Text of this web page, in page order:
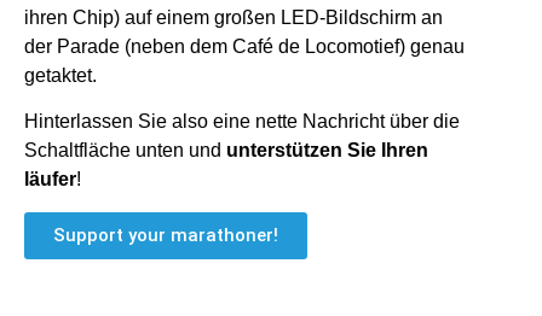
ihren Chip) auf einem großen LED-Bildschirm an
der Parade (neben dem Café de Locomotief) genau
getaktet.
Hinterlassen Sie also eine nette Nachricht über die
Schaltfläche unten und unterstützen Sie Ihren
läufer!
Support your marathoner!